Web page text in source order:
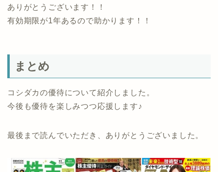
ありがとうございます！！
有効期限が1年あるので助かります！！
まとめ
コシダカの優待について紹介しました。
今後も優待を楽しみつつ応援します♪
最後まで読んでいただき、ありがとうございました。